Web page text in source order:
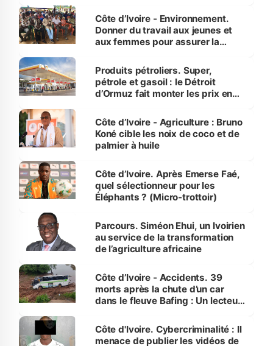
Côte d’Ivoire - Environnement.
Donner du travail aux jeunes et
aux femmes pour assurer la
menacées
Produits pétroliers. Super,
pétrole et gasoil : le Détroit
d’Ormuz fait monter les prix en
Côte d’Ivoire - Agriculture : Bruno
Koné cible les noix de coco et de
palmier à huile
Côte d’Ivoire. Après Emerse Faé,
quel sélectionneur pour les
Éléphants ? (Micro-trottoir)
Parcours. Siméon Ehui, un Ivoirien
au service de la transformation
de l’agriculture africaine
Côte d’Ivoire - Accidents. 39
morts après la chute d’un car
dans le fleuve Bafing : Un lecteur
des Transports
Côte d'Ivoire. Cybercriminalité : Il
menace de publier les vidéos de